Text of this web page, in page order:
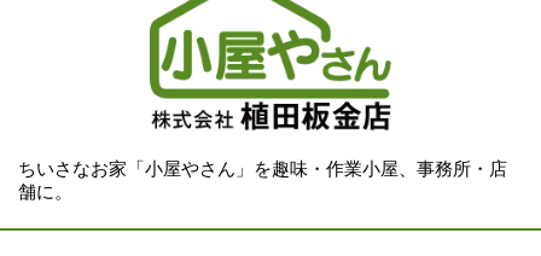
ちいさなお家「小屋やさん」を趣味・作業小屋、事務所・店
舗に。